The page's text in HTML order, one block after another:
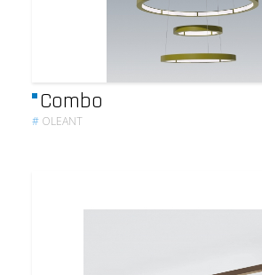
Combo
# OLEANT